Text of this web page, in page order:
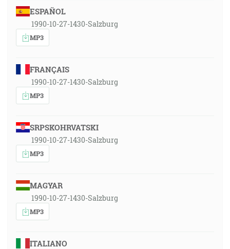
ESPAÑOL
1990-10-27-1430-Salzburg
MP3
FRANÇAIS
1990-10-27-1430-Salzburg
MP3
SRPSKOHRVATSKI
1990-10-27-1430-Salzburg
MP3
MAGYAR
1990-10-27-1430-Salzburg
MP3
ITALIANO